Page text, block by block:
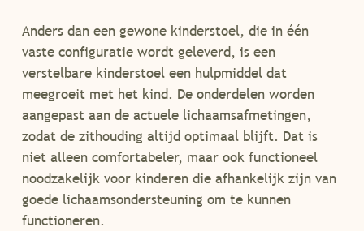
Anders dan een gewone kinderstoel, die in één
vaste configuratie wordt geleverd, is een
verstelbare kinderstoel een hulpmiddel dat
meegroeit met het kind. De onderdelen worden
aangepast aan de actuele lichaamsafmetingen,
zodat de zithouding altijd optimaal blijft. Dat is
niet alleen comfortabeler, maar ook functioneel
noodzakelijk voor kinderen die afhankelijk zijn van
goede lichaamsondersteuning om te kunnen
functioneren.